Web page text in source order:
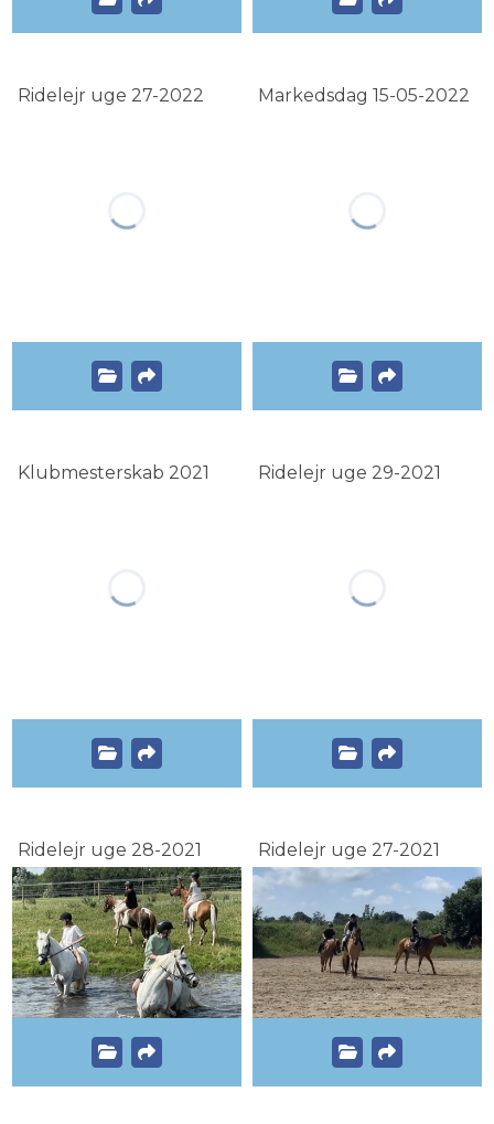
Ridelejr uge 27-2022 Markedsdag 15-05-2022
Klubmesterskab 2021 Ridelejr uge 29-2021
Ridelejr uge 28-2021 Ridelejr uge 27-2021